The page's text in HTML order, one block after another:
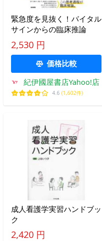
緊急度を見抜く！バイタル
サインからの臨床推論
2,530 円
価格比較
紀伊國屋書店Yahoo!店
4.6 (1,602件)
成人看護学実習ハンドブッ
ク
2,420 円